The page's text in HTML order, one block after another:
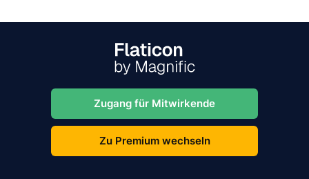
Zugang für Mitwirkende
Zu Premium wechseln